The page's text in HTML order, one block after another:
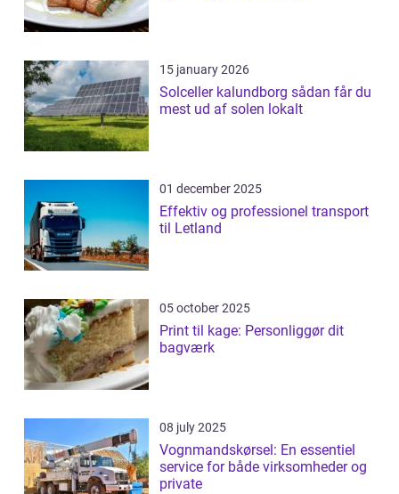
15 january 2026
Solceller kalundborg sådan får du
mest ud af solen lokalt
01 december 2025
Effektiv og professionel transport
til Letland
05 october 2025
Print til kage: Personliggør dit
bagværk
08 july 2025
Vognmandskørsel: En essentiel
service for både virksomheder og
private